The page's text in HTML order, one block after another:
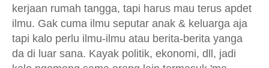
kerjaan rumah tangga, tapi harus mau terus apdet
ilmu. Gak cuma ilmu seputar anak & keluarga aja
tapi kalo perlu ilmu-ilmu atau berita-berita yanga
da di luar sana. Kayak politik, ekonomi, dll, jadi